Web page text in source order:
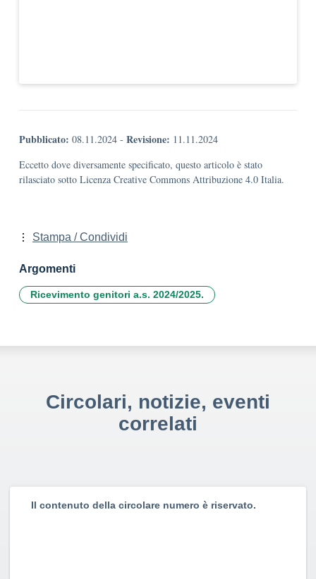
Pubblicato: 08.11.2024 - Revisione: 11.11.2024
Eccetto dove diversamente specificato, questo articolo è stato
rilasciato sotto Licenza Creative Commons Attribuzione 4.0 Italia.
Stampa / Condividi
Argomenti
Ricevimento genitori a.s. 2024/2025.
Circolari, notizie, eventi
correlati
Il contenuto della circolare numero è riservato.